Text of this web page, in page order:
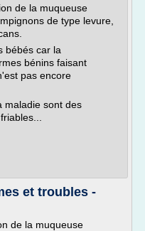
de la muqueuse
de type levure,
bébés car la
bénins faisant
pas encore
maladie sont des
et troubles -
de la muqueuse